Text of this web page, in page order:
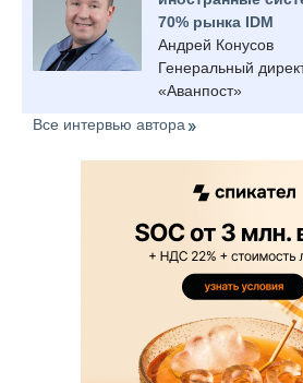
70% рынка IDM
Андрей Конусов
Генеральный
«Аванпост»
Все интервью автора